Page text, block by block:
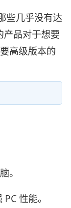
些几乎没有达
产品对于想要
高级版本的
。
性能。